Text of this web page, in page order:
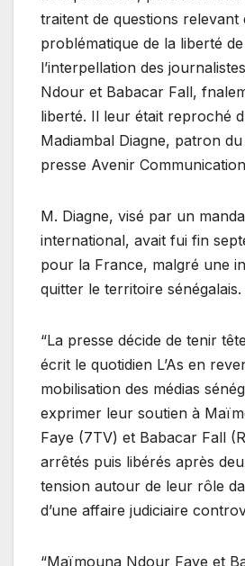
traitent de questions relevant
problématique de la liberté
l’interpellation des
Ndour et Babacar Fall,
liberté. Il leur était reproché
Madiambal Diagne, patron
presse Avenir
M. Diagne, visé par un
international, avait fui fin
pour la France, malgré une
quitter le territoire sénégalais.
“La presse décide de tenir
écrit le quotidien L’As en
mobilisation des médias
exprimer leur soutien à
Faye (7TV) et Babacar Fall
arrêtés puis libérés après
tension autour de leur rôle
d’une affaire judiciaire
“Maïmouna Ndour Faye et